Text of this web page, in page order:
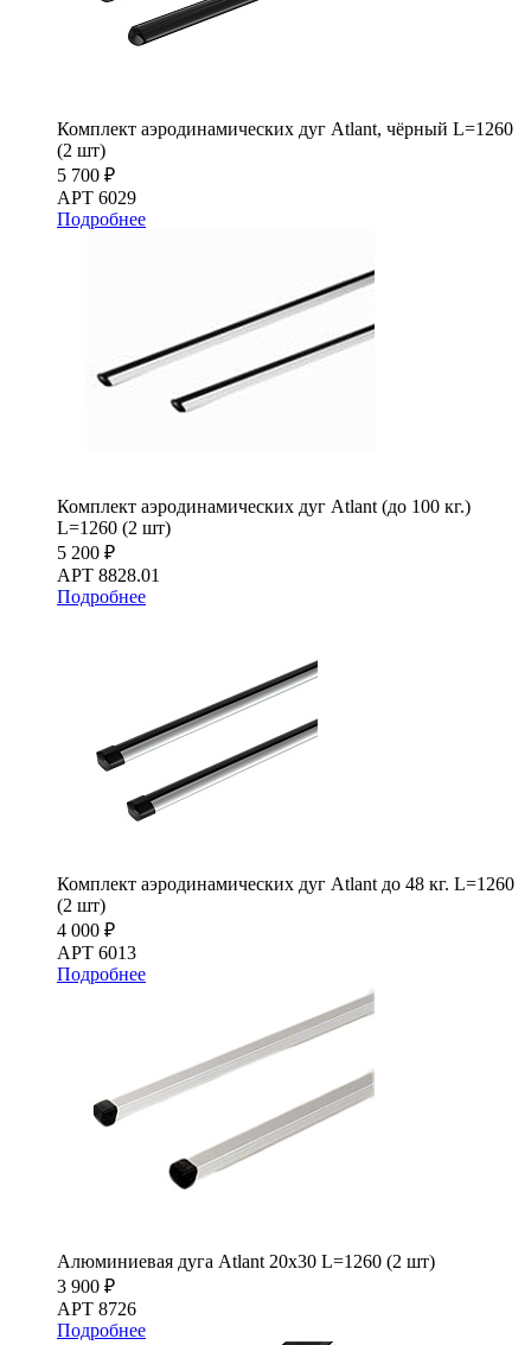
Комплект аэродинамических дуг Atlant, чёрный L=1260
(2 шт)
5 700 ₽
АРТ 6029
Подробнее
Комплект аэродинамических дуг Atlant (до 100 кг.)
L=1260 (2 шт)
5 200 ₽
АРТ 8828.01
Подробнее
Комплект аэродинамических дуг Atlant до 48 кг. L=1260
(2 шт)
4 000 ₽
АРТ 6013
Подробнее
Алюминиевая дуга Atlant 20х30 L=1260 (2 шт)
3 900 ₽
АРТ 8726
Подробнее